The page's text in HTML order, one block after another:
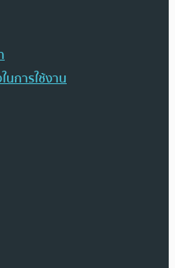
นการใช้งาน